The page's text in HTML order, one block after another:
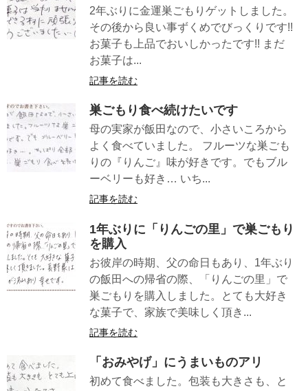
2年ぶりに金運巣ごもりゲットしました。
その後から良い事ずくめでびっくりです!!
お菓子も上品でおいしかったです!! まだ
お菓子は...
記事を読む
巣ごもり食べ続けたいです
母の実家が飯田なので、小さいころから
よく食べていました。 フルーツな巣ごも
りの『りんご』味が好きです。でもブル
ーベリーも好き… いち...
記事を読む
1年ぶりに「りんごの里」で巣ごもり
を購入
お彼岸の時期、父の命日もあり、1年ぶり
の飯田への帰省の際、「りんごの里」で
巣ごもりを購入しました。とても大好き
な菓子で、家族で美味しく頂き...
記事を読む
「おみやげ」にうまいものアリ
初めて食べました。包装も大きさも、と